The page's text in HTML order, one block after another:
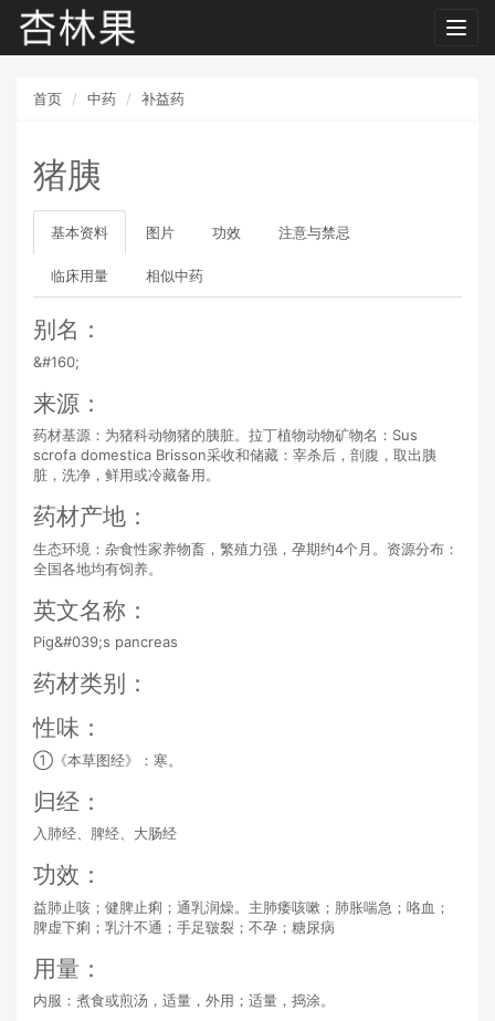
首页 中药 补益药
猪胰
基本资料 图片 功效 注意与禁忌
临床用量 相似中药
别名：
&#160;
来源：
药材基源：为猪科动物猪的胰脏。拉丁植物动物矿物名：Sus
scrofa domestica Brisson采收和储藏：宰杀后，剖腹，取出胰
脏，洗净，鲜用或冷藏备用。
药材产地：
生态环境：杂食性家养物畜，繁殖力强，孕期约4个月。资源分布：
全国各地均有饲养。
英文名称：
Pig&#039;s pancreas
药材类别：
性味：
①《本草图经》：寒。
归经：
入肺经、脾经、大肠经
功效：
益肺止咳；健脾止痢；通乳润燥。主肺痿咳嗽；肺胀喘急；咯血；
脾虚下痢；乳汁不通；手足皲裂；不孕；糖尿病
用量：
内服：煮食或煎汤，适量，外用；适量，捣涂。